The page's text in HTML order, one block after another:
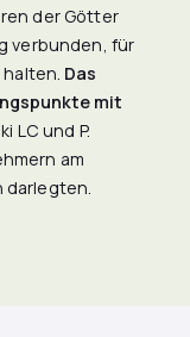
der Götter
verbunden, für
Das
mit
LC und P.
am
darlegten.